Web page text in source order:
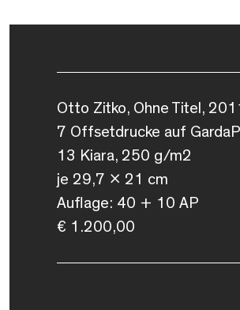
Otto Zitko, Ohne Titel,
7 Offsetdrucke auf
13 Kiara, 250 g/m2
je 29,7 x 21 cm
Auflage: 40 + 10 AP
€ 1.200,00